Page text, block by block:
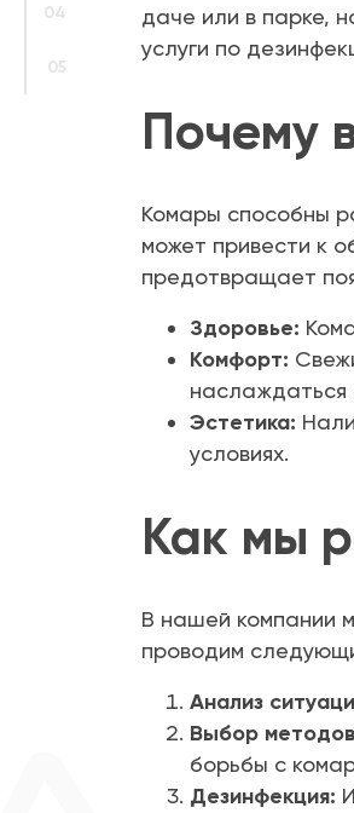
04
05
даче или в парке,
услуги по
Почему
Комары способны
может привести к
предотвращает
Здоровье:
Комфорт:
наслаждаться
Эстетика:
условиях.
Как мы
В нашей компании
проводим
Анализ
Выбор
борьбы с
Дезинфекция: